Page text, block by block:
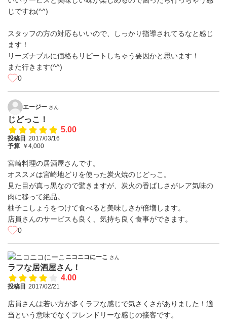
じですね(^^)
スタッフの方の対応もいいので、しっかり指導されてるなと感じ
ます！
リーズナブルに価格もリピートしちゃう要因かと思います！
また行きます(^^)
0
エージー さん
じどっこ！
5.00
投稿日 2017/03/16
予算 ￥4,000
宮崎料理の居酒屋さんです。
オススメは宮崎地どりを使った炭火焼のじどっこ。
見た目が真っ黒なので驚きますが、炭火の香ばしさがレア気味の
肉に移って絶品。
柚子こしょうをつけて食べると美味しさが倍増します。
店員さんのサービスも良く、気持ち良く食事ができます。
0
ニコニコにーこ さん
ラフな居酒屋さん！
4.00
投稿日 2017/02/21
店員さんは若い方が多くラフな感じで気さくさがありました！適
当という意味でなくフレンドリーな感じの接客です。